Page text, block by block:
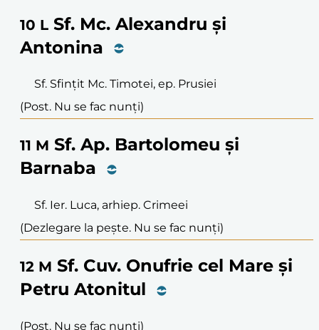
10 L Sf. Mc. Alexandru și
Antonina
Sf. Sfințit Mc. Timotei, ep. Prusiei
(Post. Nu se fac nunți)
11 M Sf. Ap. Bartolomeu și
Barnaba
Sf. Ier. Luca, arhiep. Crimeei
(Dezlegare la pește. Nu se fac nunți)
12 M Sf. Cuv. Onufrie cel Mare și
Petru Atonitul
(Post. Nu se fac nunți)